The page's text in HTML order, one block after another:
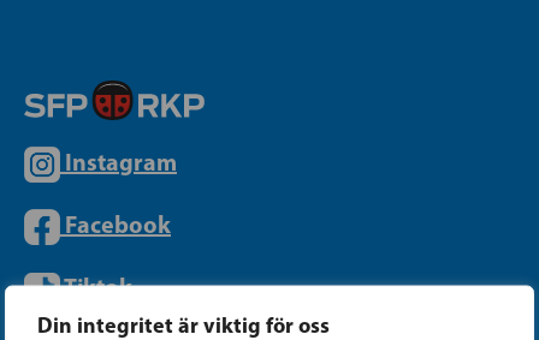
Din integritet är viktig för oss
Instagram
Facebook
Tiktok